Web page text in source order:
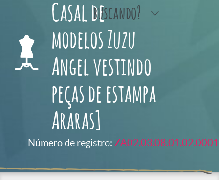
buscando?
Casal de
modelos Zuzu
Angel vestindo
peças de estampa
Araras]
Número de registro: ZA02.03.08.01.02.0001